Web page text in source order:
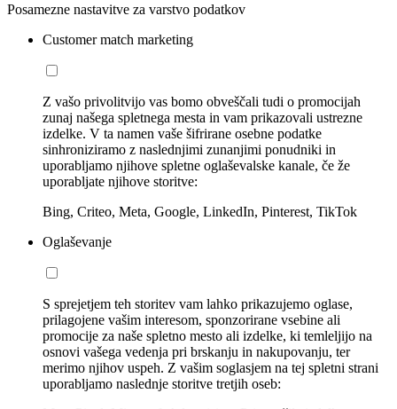
Posamezne nastavitve za varstvo podatkov
Customer match marketing
Z vašo privolitvijo vas bomo obveščali tudi o promocijah
zunaj našega spletnega mesta in vam prikazovali ustrezne
izdelke. V ta namen vaše šifrirane osebne podatke
sinhroniziramo z naslednjimi zunanjimi ponudniki in
uporabljamo njihove spletne oglaševalske kanale, če že
uporabljate njihove storitve:
Bing, Criteo, Meta, Google, LinkedIn, Pinterest, TikTok
Oglaševanje
S sprejetjem teh storitev vam lahko prikazujemo oglase,
prilagojene vašim interesom, sponzorirane vsebine ali
promocije za naše spletno mesto ali izdelke, ki temleljijo na
osnovi vašega vedenja pri brskanju in nakupovanju, ter
merimo njihov uspeh. Z vašim soglasjem na tej spletni strani
uporabljamo naslednje storitve tretjih oseb: